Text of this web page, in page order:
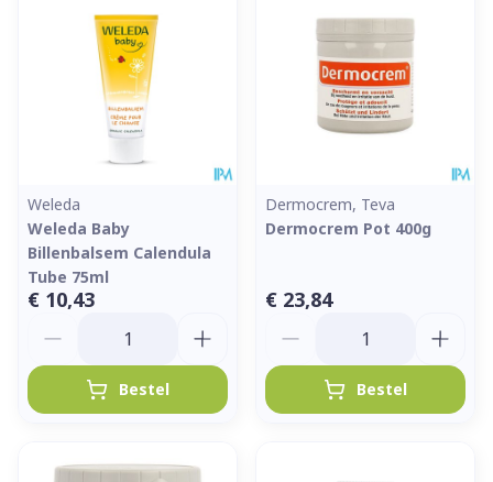
Weleda
Weleda Baby
Billenbalsem Calendula
Tube 75ml
€ 10,43
Bestel
Dermocrem, Teva
Dermocrem Pot 400g
€ 23,84
Bestel